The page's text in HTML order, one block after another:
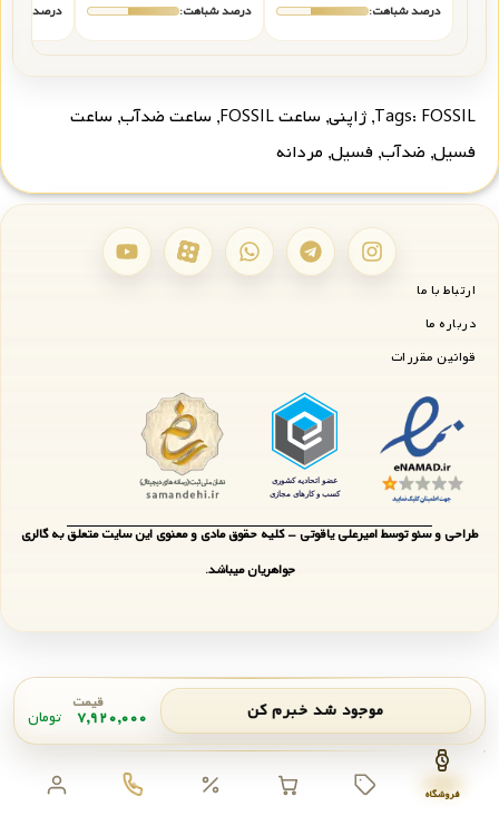
موجود شد خبرم کن قیمت
۷,۹۲۰,۰۰۰ تومان
اعلان موجودی بستن
درصد شباهت:
درصد شباهت:
درصد
Tags: FOSSIL
, ژاپنی, ساعت FOSSIL , ساعت ضدآب, ساعت
فسیل, ضدآب, فسیل, مردانه
ارتباط با ما
درباره ما
قوانین مقررات
طراحی و سئو توسط امیرعلی یاقوتی - کلیه حقوق مادی و معنوی این سایت متعلق به گالری
جواهریان میباشد.
فروشگاه